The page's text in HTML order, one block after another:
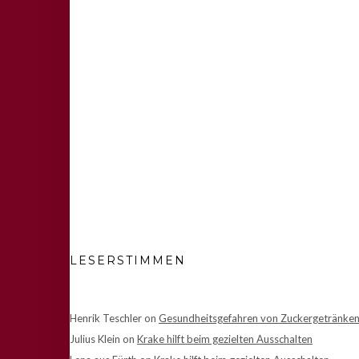
LESERSTIMMEN
Henrik Teschleron Gesundheitsgefahren von Zuckergetränken
Julius Klein on Krake hilft beim gezielten Ausschalten